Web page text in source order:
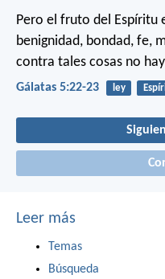
Pero el fruto del Espíritu
benignidad, bondad, fe,
contra tales cosas no
Gálatas 5:22-23 ley
Leer más
Temas
Búsqueda